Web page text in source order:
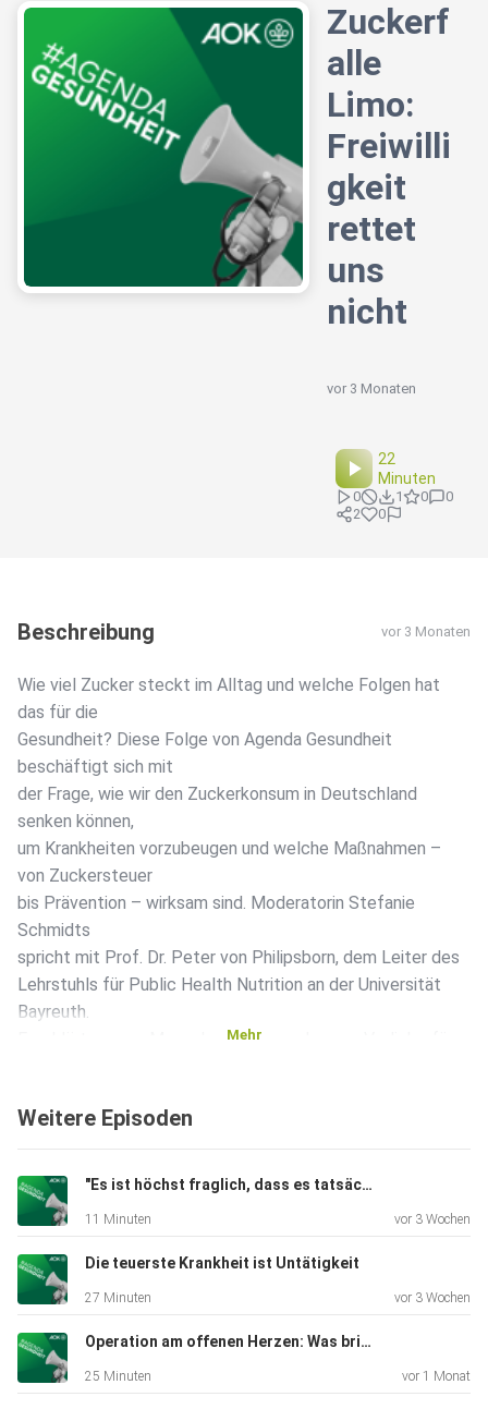
Zuckerf
alle
Limo:
Freiwilli
gkeit
rettet
uns
nicht
vor 3 Monaten
22
Minuten
0 1 0
0
2
0
Beschreibung vor 3 Monaten
Wie viel Zucker steckt im Alltag und welche Folgen hat
das für die
Gesundheit? Diese Folge von Agenda Gesundheit
beschäftigt sich mit
der Frage, wie wir den Zuckerkonsum in Deutschland
senken können,
um Krankheiten vorzubeugen und welche Maßnahmen –
von Zuckersteuer
bis Prävention – wirksam sind. Moderatorin Stefanie
Schmidts
spricht mit Prof. Dr. Peter von Philipsborn, dem Leiter des
Lehrstuhls für Public Health Nutrition an der Universität
Bayreuth.
Er erklärt, warum Menschen eine angeborene Vorliebe für
Zuckerkonsum
Prävention im
europäischen Vergleich hinterherhinkt. Der Blick in andere
Länder
zeigt: Politische Maßnahmen wie eine Zuckersteuer
können den Konsum
Produktrezeptur anpassen. Johannes Bauernfeind,
Vorstandsvorsitzender der AOK Baden-Württemberg,
Mehr
Weitere Episoden
"Es ist höchst fraglich, dass es tatsächlich ausreicht"
11 Minuten vor 3 Wochen
Die teuerste Krankheit ist Untätigkeit
27 Minuten vor 3 Wochen
Operation am offenen Herzen: Was bringt die Krankenhausreform?
25 Minuten vor 1 Monat